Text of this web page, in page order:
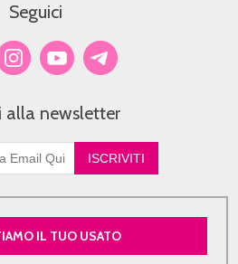
Seguici
alla newsletter
IL TUO USATO